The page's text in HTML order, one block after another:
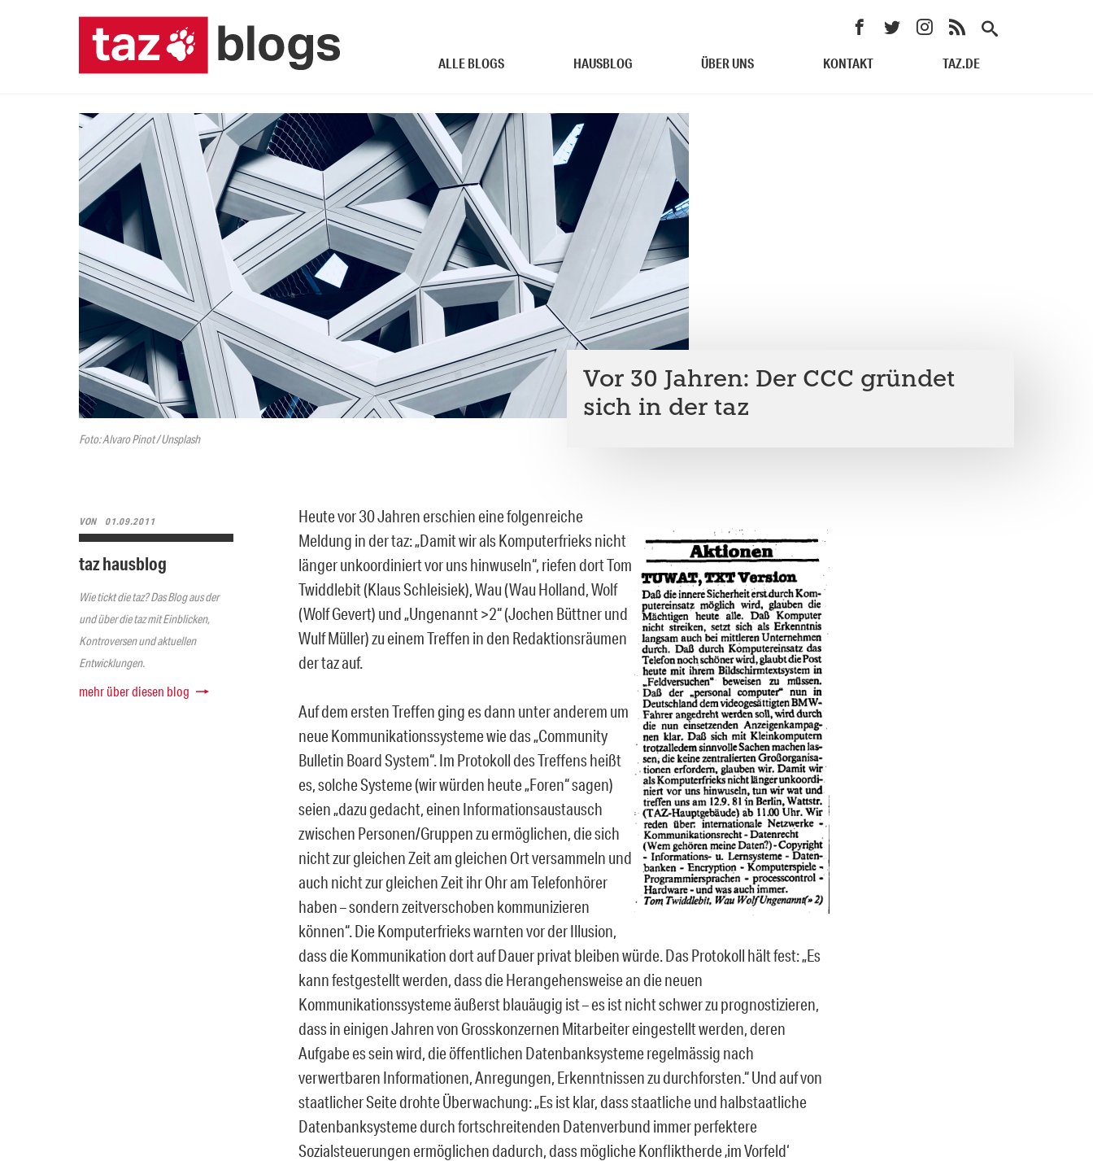
ALLE BLOGS HAUSBLOG ÜBER UNS KONTAKT TAZ.DE
Foto: Alvaro Pinot / Unsplash
Vor 30 Jahren: Der CCC gründet
sich in der taz
VON 01.09.2011
taz hausblog
Wie tickt die taz? Das Blog aus der
und über die taz mit Einblicken,
Kontroversen und aktuellen
Entwicklungen.
mehr über diesen blog
Heute vor 30 Jahren erschien eine folgenreiche
Meldung in der taz: „Damit wir als Komputerfrieks nicht
länger unkoordiniert vor uns hinwuseln“, riefen dort Tom
Twiddlebit (Klaus Schleisiek), Wau (Wau Holland, Wolf
(Wolf Gevert) und „Ungenannt >2“ (Jochen Büttner und
Wulf Müller) zu einem Treffen in den Redaktionsräumen
der taz auf.
Auf dem ersten Treffen ging es dann unter anderem um
neue Kommunikationssysteme wie das „Community
Bulletin Board System“. Im Protokoll des Treffens heißt
es, solche Systeme (wir würden heute „Foren“ sagen)
seien „dazu gedacht, einen Informationsaustausch
zwischen Personen/Gruppen zu ermöglichen, die sich
nicht zur gleichen Zeit am gleichen Ort versammeln und
auch nicht zur gleichen Zeit ihr Ohr am Telefonhörer
haben – sondern zeitverschoben kommunizieren
können“. Die Komputerfrieks warnten vor der Illusion,
dass die Kommunikation dort auf Dauer privat bleiben würde. Das Protokoll hält fest: „Es
kann festgestellt werden, dass die Herangehensweise an die neuen
Kommunikationssysteme äußerst blauäugig ist – es ist nicht schwer zu prognostizieren,
dass in einigen Jahren von Grosskonzernen Mitarbeiter eingestellt werden, deren
Aufgabe es sein wird, die öffentlichen Datenbanksysteme regelmässig nach
verwertbaren Informationen, Anregungen, Erkenntnissen zu durchforsten.“ Und auf von
staatlicher Seite drohte Überwachung: „Es ist klar, dass staatliche und halbstaatliche
Datenbanksysteme durch fortschreitenden Datenverbund immer perfektere
Sozialsteuerungen ermöglichen dadurch, dass mögliche Konfliktherde ‚im Vorfeld‘